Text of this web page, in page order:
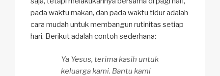
pada waktu makan, dan pada waktu tidur adalah
cara mudah untuk membangun rutinitas setiap
hari. Berikut adalah contoh sederhana:
Ya Yesus, terima kasih untuk
keluarga kami. Bantu kami